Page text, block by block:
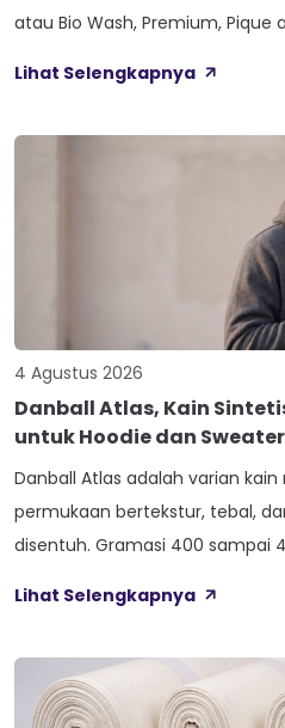
atau Bio Wash, Premium, Pique
benang atau jenis rajutan,
Lihat Selengkapnya
4 Agustus 2026
Danball Atlas, Kain
untuk Hoodie dan Sweater
Danball Atlas adalah varian
permukaan bertekstur, tebal,
disentuh. Gramasi 400 sampai
Anti Bacterial, dan Anti Kusut,
Nama Atlas boleh jadi belum […]
Lihat Selengkapnya